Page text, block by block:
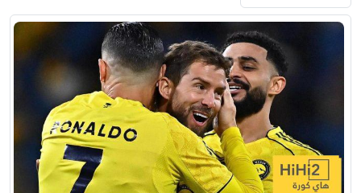
فرينتسفاروشي
7:00 م
مباراة ودية
نوتنغهام فورست
اودينيزي
8:00 م
مباراة ودية
برشلونة